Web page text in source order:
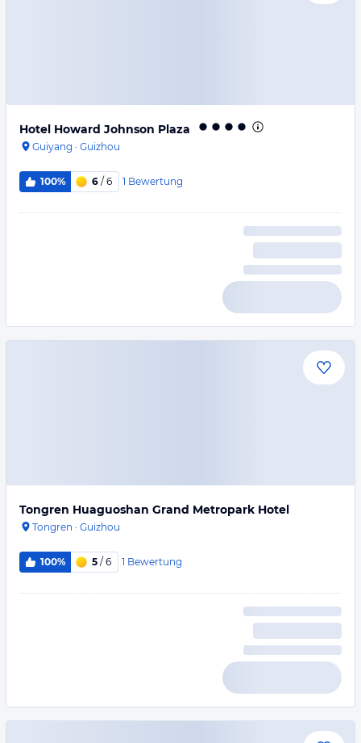
Hotel Howard Johnson Plaza
Guiyang · Guizhou
100% 6 / 6 1 Bewertung
Tongren Huaguoshan Grand Metropark Hotel
Tongren · Guizhou
100% 5 / 6 1 Bewertung